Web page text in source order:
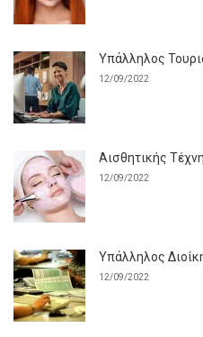
Υπάλληλος
12/09/2022
Αισθητικής
12/09/2022
Υπάλληλος
12/09/2022